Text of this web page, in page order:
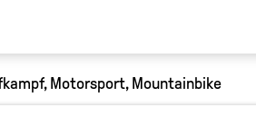
Motorsport, Mountainbike